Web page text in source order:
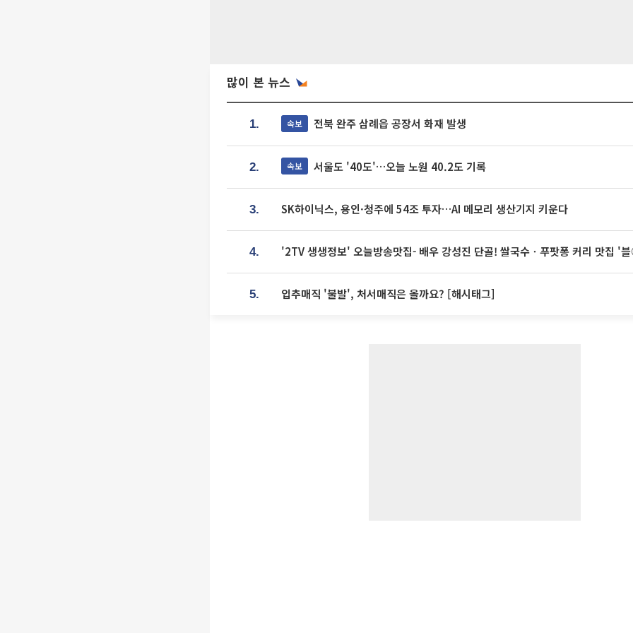
많이 본 뉴스
1. 속보 전북 완주 삼례읍 공장서 화재 발생
2. 속보 서울도 '40도'…오늘 노원 40.2도 기록
3. SK하이닉스, 용인·청주에 54조 투자…AI 메모리 생산기지 키운다
4. '2TV 생생정보' 오늘방송맛집- 배우 강성진 단골! 쌀국수ㆍ푸팟퐁 커리 맛
5. 입추매직 '불발', 처서매직은 올까요? [해시태그]